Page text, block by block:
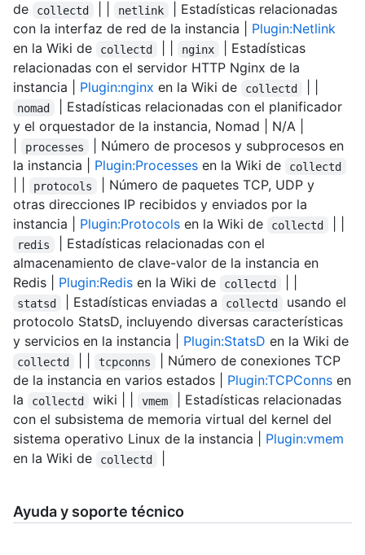
de
collectd netlink
| Estadísticas relacionadas
con la interfaz de red de la instancia | Plugin:Netlink
en la Wiki de
collectd nginx
| Estadísticas
relacionadas con el servidor HTTP Nginx de la
instancia | Plugin:nginx en la Wiki de collectd
nomad
| Estadísticas relacionadas con el planificador
y el orquestador de la instancia, Nomad | N/A |
processes
| Número de procesos y subprocesos en
la instancia | Plugin:Processes en la Wiki de collectd
protocols
| Número de paquetes TCP, UDP y
otras direcciones IP recibidos y enviados por la
instancia | Plugin:Protocols en la Wiki de collectd
redis
| Estadísticas relacionadas con el
almacenamiento de clave-valor de la instancia en
Redis | Plugin:Redis en la Wiki de collectd
statsd | Estadísticas enviadas a collectd
usando el
protocolo StatsD, incluyendo diversas características
y servicios en la instancia | Plugin:StatsD en la Wiki de
collectd tcpconns
| Número de conexiones TCP
de la instancia en varios estados | Plugin:TCPConns en
la
collectd wiki | | vmem
| Estadísticas relacionadas
con el subsistema de memoria virtual del kernel del
sistema operativo Linux de la instancia | Plugin:vmem
en la Wiki de
collectd
Ayuda y soporte técnico